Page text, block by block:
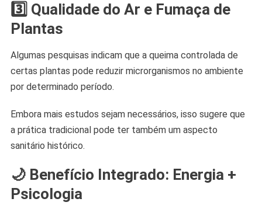
3️⃣ Qualidade do Ar e Fumaça de
Plantas
Algumas pesquisas indicam que a queima controlada de
certas plantas pode reduzir microrganismos no ambiente
por determinado período.
Embora mais estudos sejam necessários, isso sugere que
a prática tradicional pode ter também um aspecto
sanitário histórico.
🌙 Benefício Integrado: Energia +
Psicologia